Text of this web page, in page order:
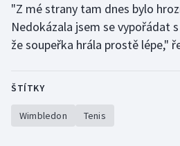
"Z mé strany tam dnes bylo
Nedokázala jsem se vypořádat
že soupeřka hrála prostě lépe,"
ŠTÍTKY
Wimbledon Tenis